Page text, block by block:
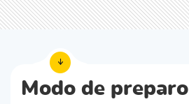
Modo de preparo